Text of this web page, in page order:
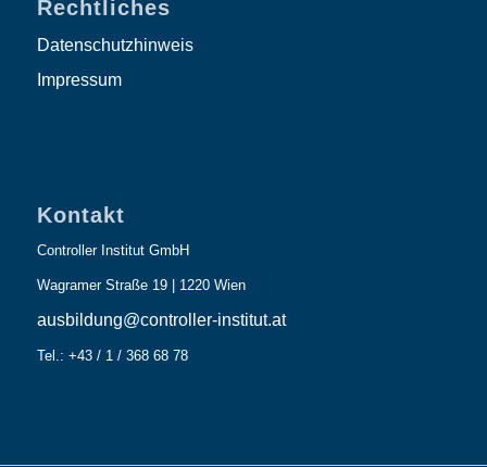
Rechtliches
Datenschutzhinweis
Impressum
Kontakt
Controller Institut GmbH
Wagramer Straße 19 | 1220 Wien
ausbildung@controller-institut.at
Tel.: +43 / 1 / 368 68 78